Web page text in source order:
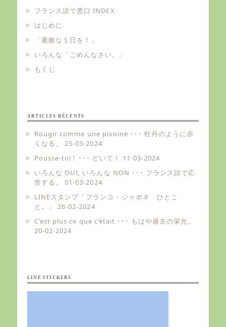
フランス語で悪口 INDEX
はじめに
「素敵な１日を！」
いろんな「ごめんなさい。」
もくじ
ARTICLES RÉCENTS
Rougir comme une pivoine ･･･ 牡丹のように赤
くなる。
25-03-2024
Pousse-toi ! ･･･ どいて！
11-03-2024
いろんな OUI, いろんな NON ･･･ フランス語で応
答する。
01-03-2024
LINEスタンプ「フランコ・ジャポネ ひとこ
と。」
26-02-2024
C’est plus ce que c’était ･･･ もはや過去の栄光。
20-02-2024
LINE STICKERS